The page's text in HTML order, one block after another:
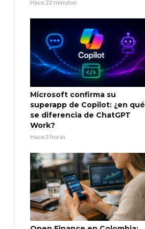
Hace 22 minutos
Microsoft confirma su
superapp de Copilot: ¿en qué
se diferencia de ChatGPT
Work?
Hace 3 horas